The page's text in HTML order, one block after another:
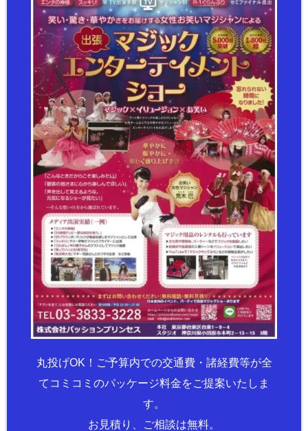
丸投げOK！ご予算内での交通費・諸経費等が全
てコミコミのパッケージ料金をご提案いたしま
す。
お見積り、ご相談は無料。